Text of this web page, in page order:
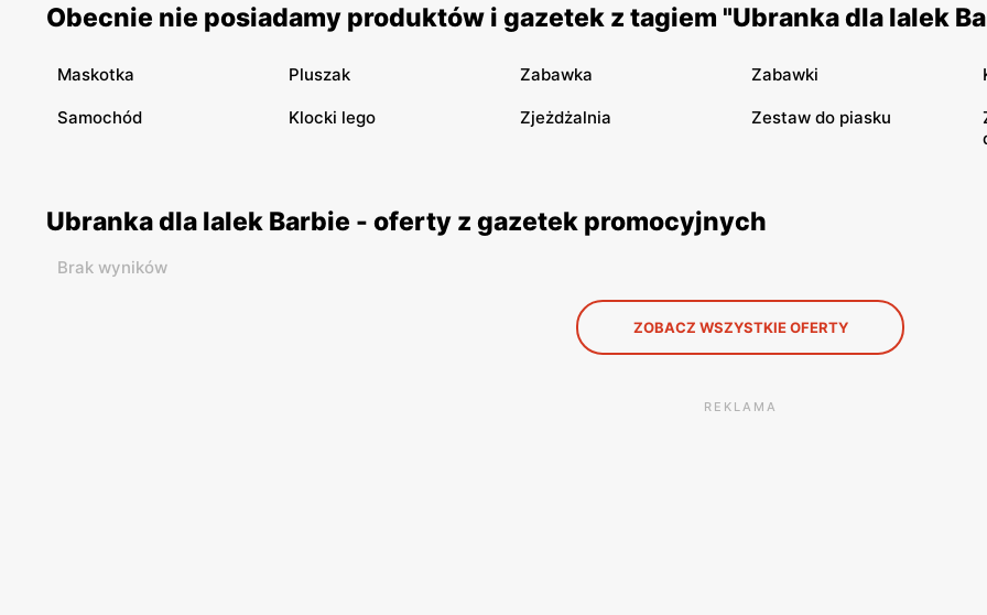
Obecnie nie posiadamy produktów i gazetek z tagiem "Ubranka dla lalek
Maskotka Pluszak Zabawka Zabawki
Samochód Klocki lego Zjeżdżalnia Zestaw do piasku
Ubranka dla lalek Barbie - oferty z gazetek promocyjnych
Brak wyników
ZOBACZ WSZYSTKIE OFERTY
REKLAMA